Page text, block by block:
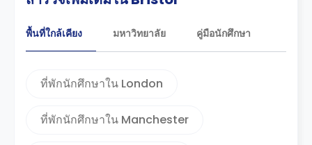
พื้นที่ใกล้เคียง มหาวิทยาลัย คู่มือนักศึกษา
ที่พักนักศึกษาใน London
ที่พักนักศึกษาใน Manchester